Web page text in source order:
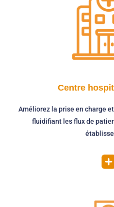
Centre
Améliorez la prise en charge
fluidifiant les flux de